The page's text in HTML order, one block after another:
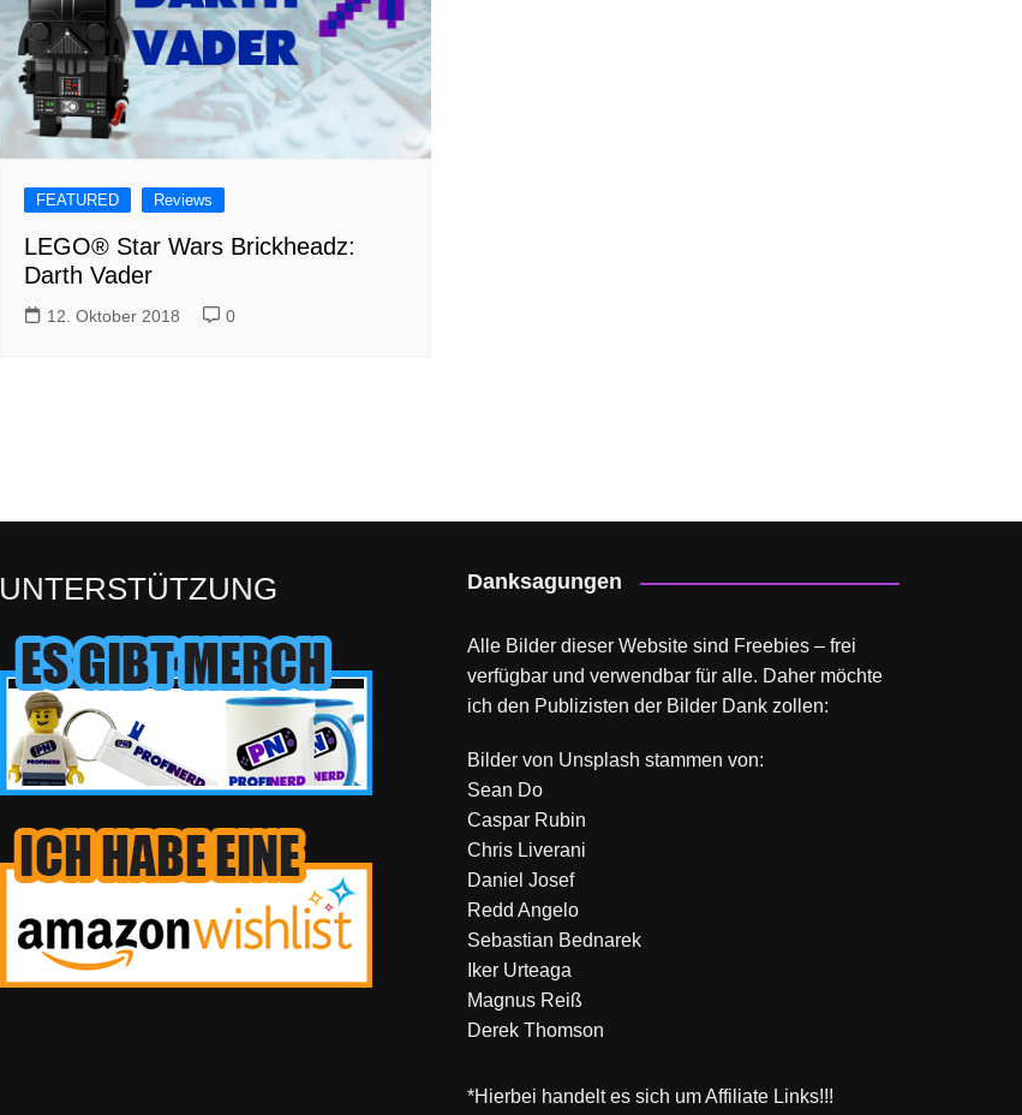
FEATURED Reviews
LEGO® Star Wars Brickheadz:
Darth Vader
12. Oktober 2018 0
UNTERSTÜTZUNG Danksagungen
Alle Bilder dieser Website sind Freebies – frei
verfügbar und verwendbar für alle. Daher möchte
ich den Publizisten der Bilder Dank zollen:
Bilder von Unsplash stammen von:
Sean Do
Caspar Rubin
Chris Liverani
Daniel Josef
Redd Angelo
Sebastian Bednarek
Iker Urteaga
Magnus Reiß
Derek Thomson
*Hierbei handelt es sich um Affiliate Links!!!